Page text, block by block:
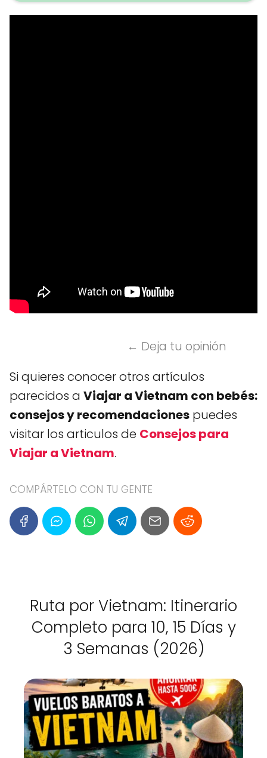
← Deja tu opinión
Si quieres conocer otros artículos
parecidos a Viajar a Vietnam con bebés:
consejos y recomendaciones puedes
visitar los articulos de Consejos para
Viajar a Vietnam.
COMPÁRTELO CON TU GENTE
Ruta por Vietnam: Itinerario
Completo para 10, 15 Días y
3 Semanas (2026)